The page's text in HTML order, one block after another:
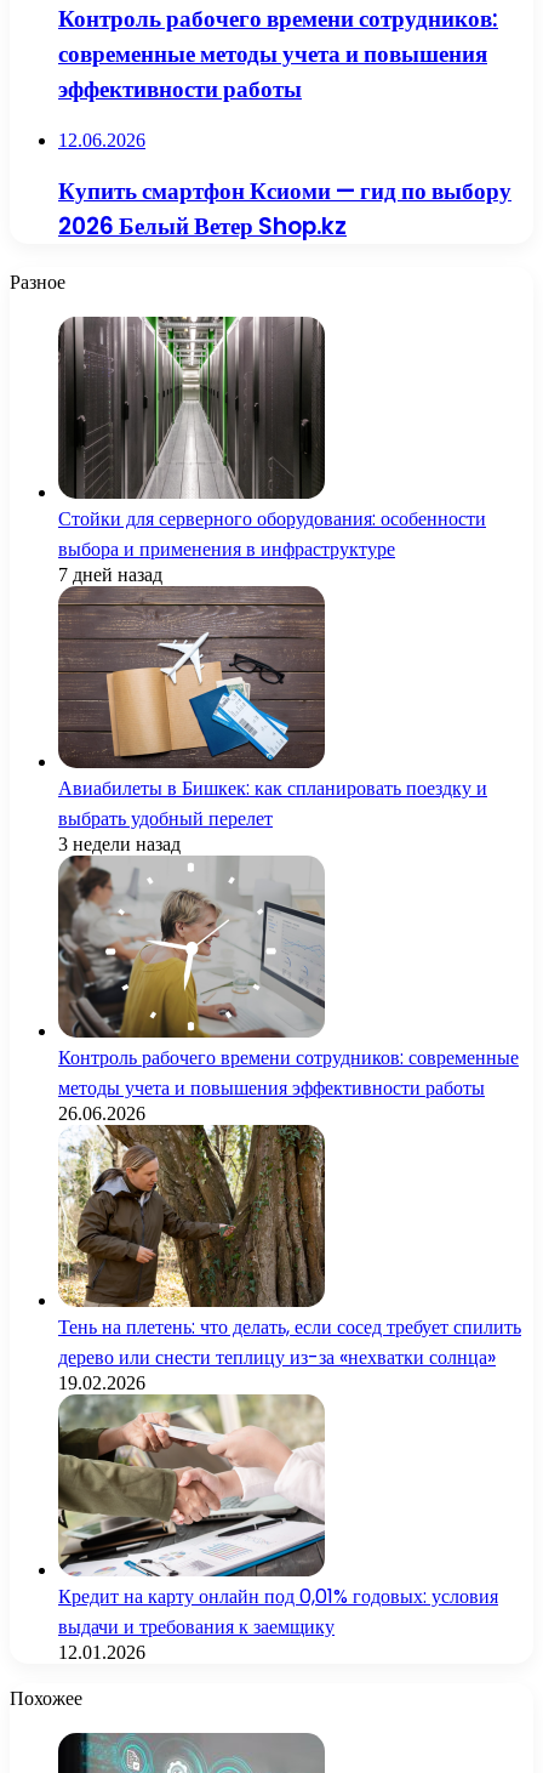
Контроль рабочего времени сотрудников:
современные методы учета и повышения
эффективности работы
12.06.2026
Купить смартфон Ксиоми — гид по выбору
2026 Белый Ветер Shop.kz
Разное
Стойки для серверного оборудования: особенности
выбора и применения в инфраструктуре
7 дней назад
Авиабилеты в Бишкек: как спланировать поездку и
выбрать удобный перелет
3 недели назад
Контроль рабочего времени сотрудников: современные
методы учета и повышения эффективности работы
26.06.2026
Тень на плетень: что делать, если сосед требует спилить
дерево или снести теплицу из-за «нехватки солнца»
19.02.2026
Кредит на карту онлайн под 0,01% годовых: условия
выдачи и требования к заемщику
12.01.2026
Похожее